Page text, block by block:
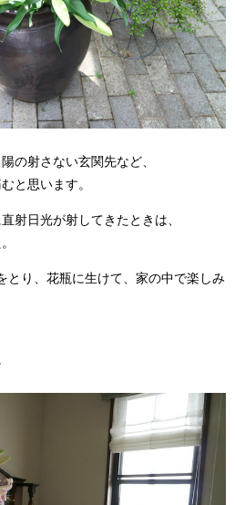
の射さない玄関先など、
と思います。
射日光が射してきたときは、
とり、花瓶に生けて、家の中で楽しみ